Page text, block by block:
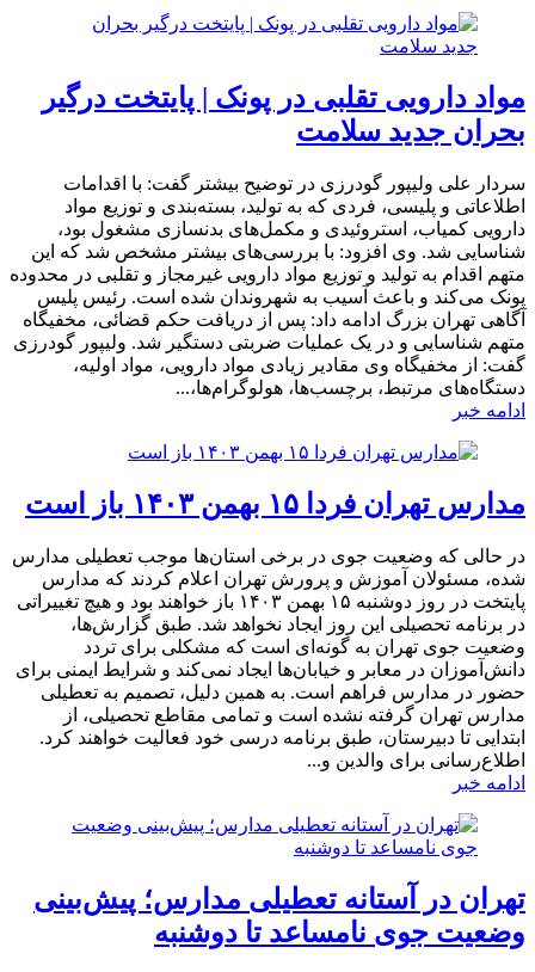
مواد دارویی تقلبی در پونک | پایتخت درگیر
بحران جدید سلامت
سردار علی ولیپور گودرزی در توضیح بیشتر گفت: با اقدامات
اطلاعاتی و پلیسی، فردی که به تولید، بسته‌بندی و توزیع مواد
دارویی کمیاب، استروئیدی و مکمل‌های بدنسازی مشغول بود،
شناسایی شد. وی افزود: با بررسی‌های بیشتر مشخص شد که این
متهم اقدام به تولید و توزیع مواد دارویی غیرمجاز و تقلبی در محدوده
پونک می‌کند و باعث آسیب به شهروندان شده است. رئیس پلیس
آگاهی تهران بزرگ ادامه داد: پس از دریافت حکم قضائی، مخفیگاه
متهم شناسایی و در یک عملیات ضربتی دستگیر شد. ولیپور گودرزی
گفت: از مخفیگاه وی مقادیر زیادی مواد دارویی، مواد اولیه،
دستگاه‌های مرتبط، برچسب‌ها، هولوگرام‌ها،...
ادامه خبر
مدارس تهران فردا ۱۵ بهمن ۱۴۰۳ باز است
در حالی که وضعیت جوی در برخی استان‌ها موجب تعطیلی مدارس
شده، مسئولان آموزش و پرورش تهران اعلام کردند که مدارس
پایتخت در روز دوشنبه ۱۵ بهمن ۱۴۰۳ باز خواهند بود و هیچ تغییراتی
در برنامه تحصیلی این روز ایجاد نخواهد شد. طبق گزارش‌ها،
وضعیت جوی تهران به گونه‌ای است که مشکلی برای تردد
دانش‌آموزان در معابر و خیابان‌ها ایجاد نمی‌کند و شرایط ایمنی برای
حضور در مدارس فراهم است. به همین دلیل، تصمیم به تعطیلی
مدارس تهران گرفته نشده است و تمامی مقاطع تحصیلی، از
ابتدایی تا دبیرستان، طبق برنامه درسی خود فعالیت خواهند کرد.
اطلاع‌رسانی برای والدین و...
ادامه خبر
تهران در آستانه تعطیلی مدارس؛ پیش‌بینی
وضعیت جوی نامساعد تا دوشنبه